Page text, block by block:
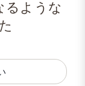
るような